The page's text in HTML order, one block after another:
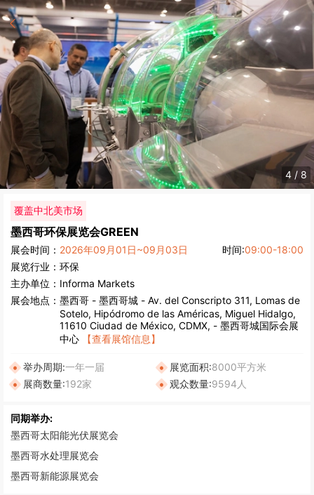
4 / 8
覆盖中北美市场
墨西哥环保展览会GREEN
展会时间： 2026年09月01日~09月03日 时间:09:00-18:00
展览行业： 环保
主办单位： Informa Markets
展会地点： 墨西哥 - 墨西哥城 - Av. del Conscripto 311, Lomas de
Sotelo, Hipódromo de las Américas, Miguel Hidalgo,
11610 Ciudad de México, CDMX, - 墨西哥城国际会展
中心
【查看展馆信息】
举办周期:一年一届 展览面积:8000平方米
展商数量:192家 观众数量:9594人
同期举办:
墨西哥太阳能光伏展览会
墨西哥水处理展览会
墨西哥新能源展览会